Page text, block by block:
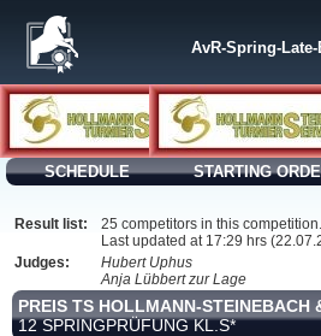
AvR-Spring-
SCHEDULE STARTING
Result list:
25 competitors in this competition.
Last updated at 17:29 hrs
Judges:
Hubert Uphus
Anja Lübbert zur Lage
PREIS TS HOLLMANN-STEINEBACH
12 SPRINGPRÜFUNG KL.S*